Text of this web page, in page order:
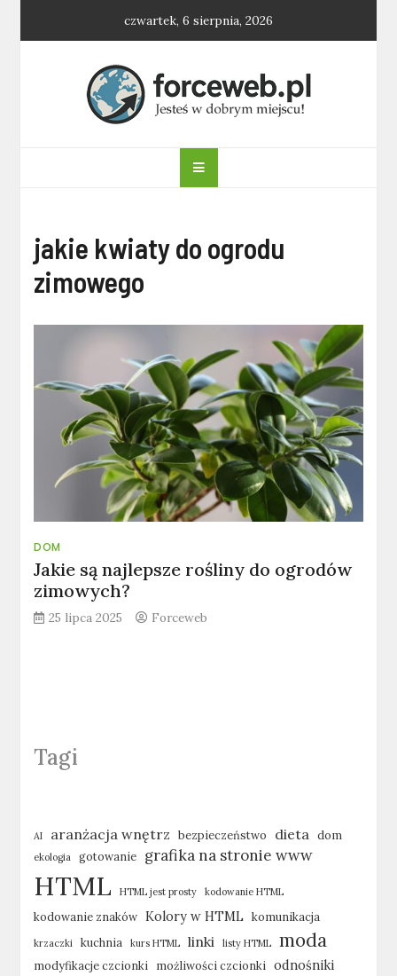
czwartek, 6 sierpnia, 2026
forceweb.pl
jakie kwiaty do ogrodu
zimowego
DOM
Jakie są najlepsze rośliny do ogrodów
zimowych?
25 lipca 2025 Forceweb
Tagi
AI aranżacja wnętrz bezpieczeństwo dieta dom
ekologia gotowanie grafika na stronie www
HTML HTML jest prosty kodowanie HTML
kodowanie znaków Kolory w HTML komunikacja
krzaczki kuchnia kurs HTML linki listy HTML moda
modyfikacje czcionki możliwości czcionki odnośniki